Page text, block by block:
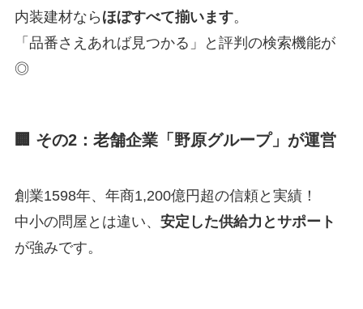
内装建材なら ほぼすべて揃います。
「品番さえあれば見つかる」と評判の検索機能が
◎
🏢 その2：老舗企業「野原グループ」が運営
創業1598年、年商1,200億円超の信頼と実績！
中小の問屋とは違い、 安定した供給力とサポート
が強みです。